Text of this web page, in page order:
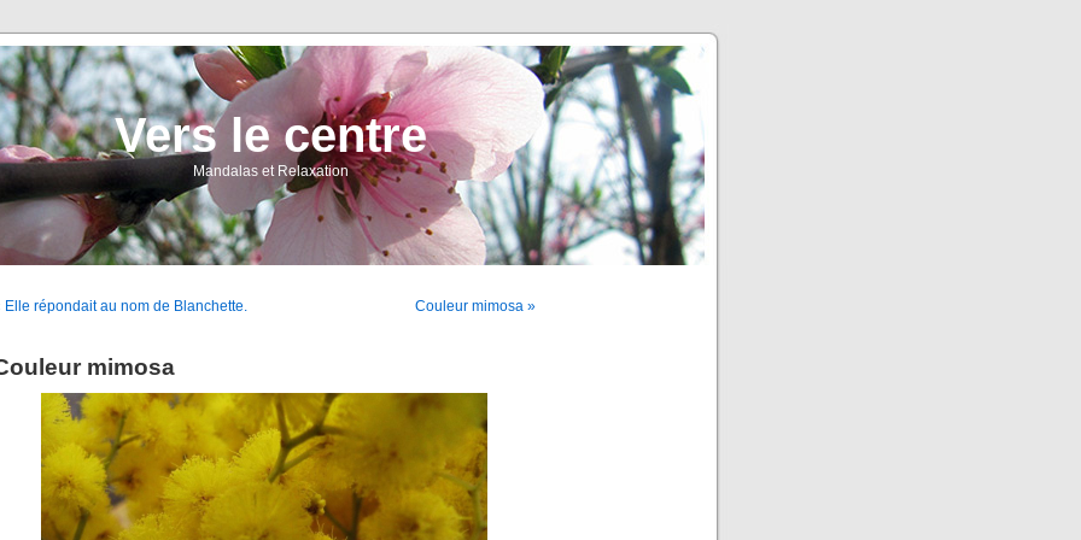
Vers le centre
Mandalas et Relaxation
Elle répondait au nom de Blanchette. Couleur mimosa »
mimosa